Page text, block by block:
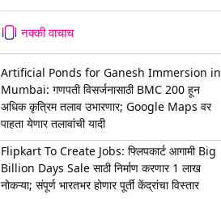
नक्की वाचाच
Artificial Ponds for Ganesh Immersion in
Mumbai: गणपती विसर्जनासाठी BMC 200 हून
अधिक कृत्रिम तलाव उभारणार; Google Maps वर
पाहता येणार तलावांची यादी
Flipkart To Create Jobs: फ्लिपकार्ट आगामी Big
Billion Days Sale साठी निर्माण करणार 1 लाख
नोकऱ्या; संपूर्ण भारतभर होणार पूर्ती केंद्रांचा विस्तार